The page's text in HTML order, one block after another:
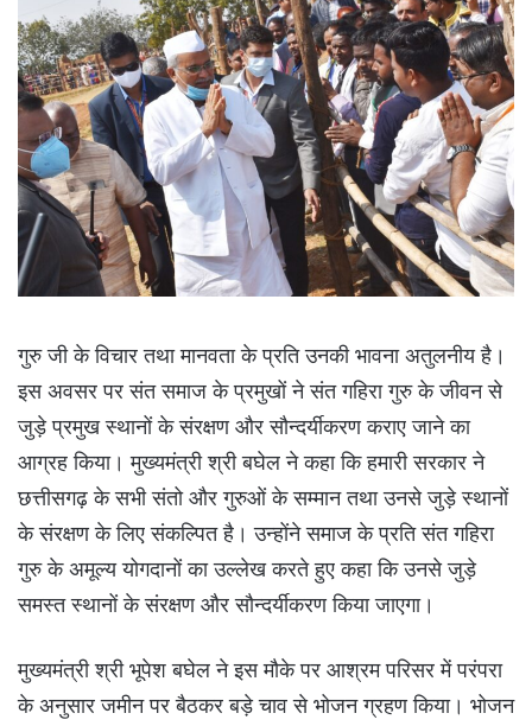
गुरु जी के विचार तथा मानवता के प्रति उनकी भावना अतुलनीय है।
इस अवसर पर संत समाज के प्रमुखों ने संत गहिरा गुरु के जीवन से
जुड़े प्रमुख स्थानों के संरक्षण और सौन्दर्यीकरण कराए जाने का
आग्रह किया। मुख्यमंत्री श्री बघेल ने कहा कि हमारी सरकार ने
छत्तीसगढ़ के सभी संतो और गुरुओं के सम्मान तथा उनसे जुड़े स्थानों
के संरक्षण के लिए संकल्पित है। उन्होंने समाज के प्रति संत गहिरा
गुरु के अमूल्य योगदानों का उल्लेख करते हुए कहा कि उनसे जुड़े
समस्त स्थानों के संरक्षण और सौन्दर्यीकरण किया जाएगा।
मुख्यमंत्री श्री भूपेश बघेल ने इस मौके पर आश्रम परिसर में परंपरा
के अनुसार जमीन पर बैठकर बड़े चाव से भोजन ग्रहण किया। भोजन